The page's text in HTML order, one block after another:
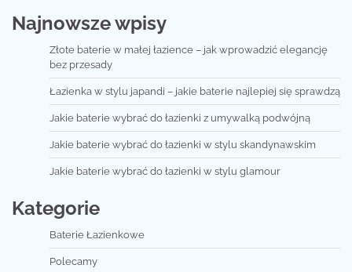
Najnowsze wpisy
Złote baterie w małej łazience – jak wprowadzić elegancję
bez przesady
Łazienka w stylu japandi – jakie baterie najlepiej się sprawdzą
Jakie baterie wybrać do łazienki z umywalką podwójną
Jakie baterie wybrać do łazienki w stylu skandynawskim
Jakie baterie wybrać do łazienki w stylu glamour
Kategorie
Baterie Łazienkowe
Polecamy